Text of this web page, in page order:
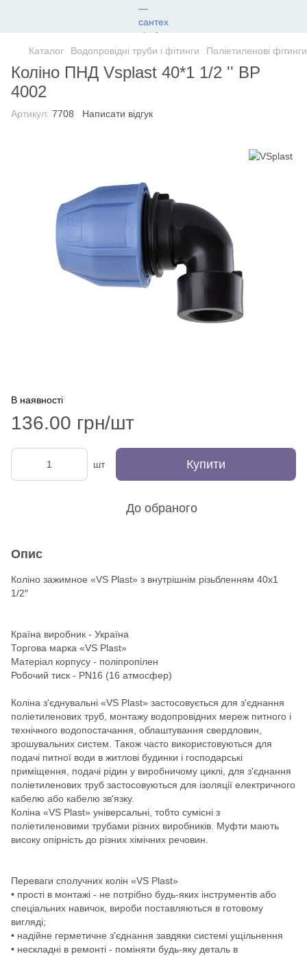
Каталог Водопровідні труби і фітинги Поліетиленові фітинги
Коліно ПНД Vsplast 40*1 1/2 '' ВР
4002
Артикул: 7708 Написати відгук
В наявності
136.00 грн/шт
шт Купити
До обраного
Опис
Коліно зажимное «VS Plast» з внутрішнім різьбленням 40х1
1/2″
Країна виробник - Україна
Торгова марка «VS Plast»
Матеріал корпусу - поліпропілен
Робочий тиск - PN16 (16 атмосфер)
Коліна з'єднувальні «VS Plast» застосовується для з'єднання
поліетиленових труб, монтажу водопровідних мереж питного і
технічного водопостачання, облаштування свердловин,
зрошувальних систем. Також часто використовуються для
подачі питної води в житлові будинки і господарські
приміщення, подачі рідин у виробничому циклі, для з'єднання
поліетиленових труб застосовуються для ізоляції електричного
кабелю або кабелю зв'язку.
Коліна «VS Plast» універсальні, тобто сумісні з
поліетиленовими трубами різних виробників. Муфти мають
високу опірність до різних хімічних речовин.
Переваги сполучних колін «VS Plast»
• прості в монтажі - не потрібно будь-яких інструментів або
спеціальних навичок, вироби поставляються в готовому
вигляді;
• надійне герметичне з'єднання завдяки системі ущільнення
• нескладні в ремонті - поміняти будь-яку деталь в